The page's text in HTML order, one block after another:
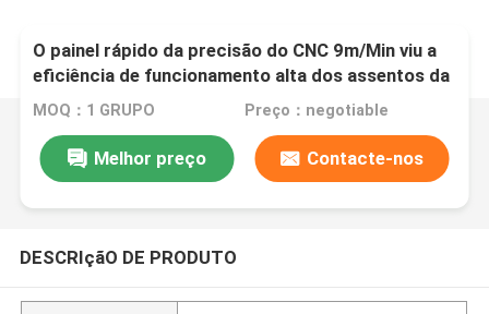
O painel rápido da precisão do CNC 9m/Min viu a
eficiência de funcionamento alta dos assentos da
máquina 2
MOQ：1 GRUPO Preço：negotiable
Melhor preço Contacte-nos
DESCRIçãO DE PRODUTO